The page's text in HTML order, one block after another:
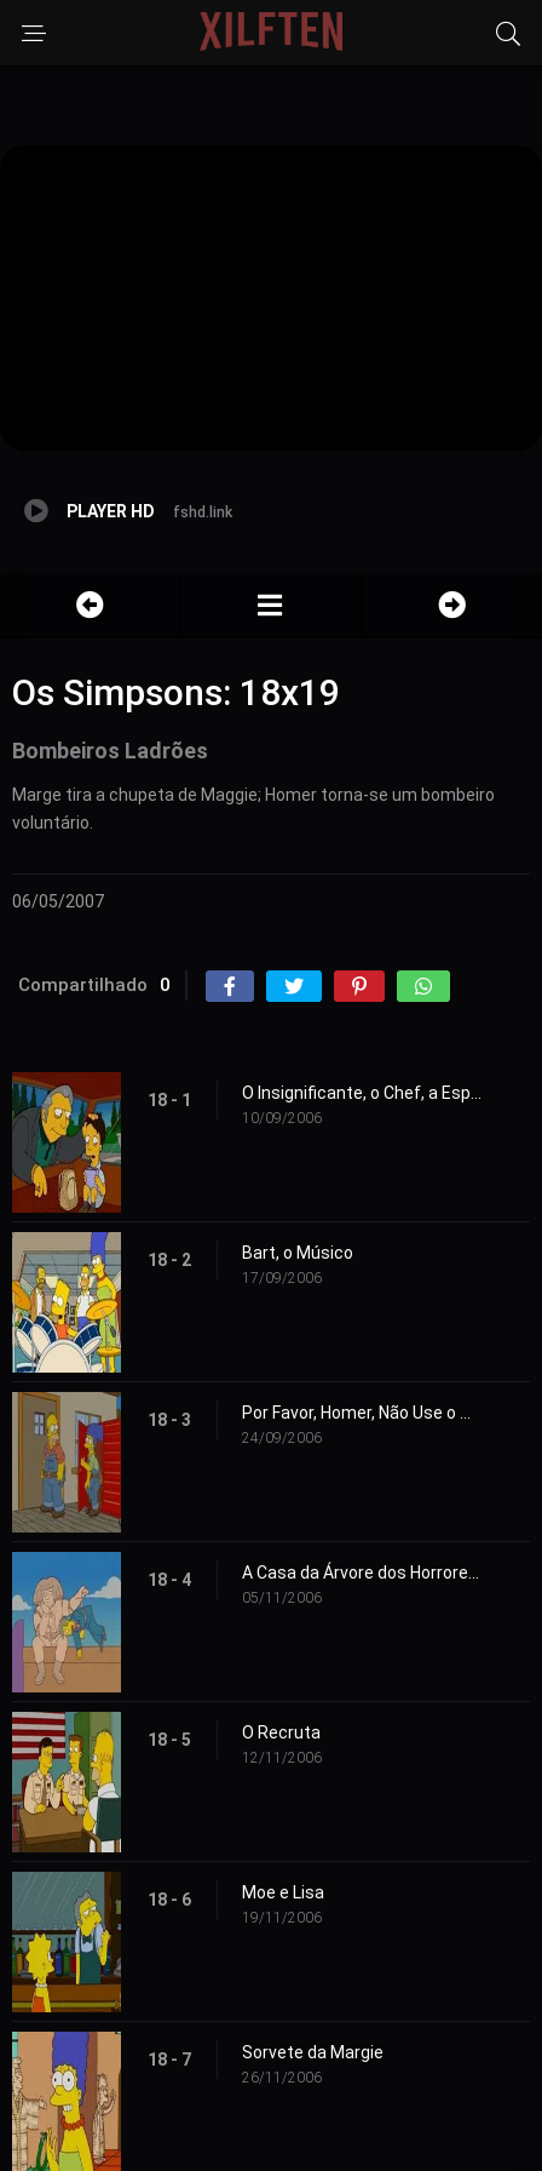
PLAYER HD fshd.link
Os Simpsons: 18x19
Bombeiros Ladrões
Marge tira a chupeta de Maggie; Homer torna-se um bombeiro
voluntário.
06/05/2007
Compartilhado 0
18 - 1
10/09/2006
18 - 2 Bart, o Músico
17/09/2006
18 - 3
24/09/2006
18 - 4
05/11/2006
18 - 5 O Recruta
12/11/2006
18 - 6 Moe e Lisa
19/11/2006
18 - 7 Sorvete da Margie
26/11/2006